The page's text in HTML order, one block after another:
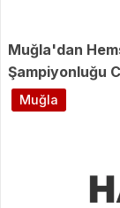
Muğla'dan
Şampiyonluğu
Muğla